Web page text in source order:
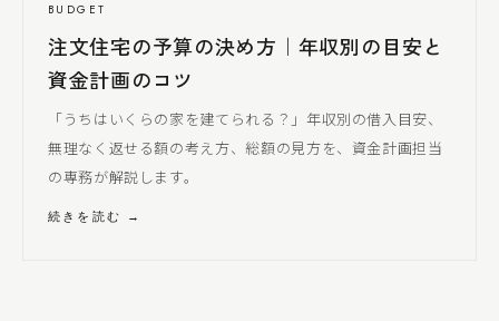
BUDGET
注文住宅の予算の決め方｜年収別の目安と
資金計画のコツ
「うちはいくらの家を建てられる？」年収別の借入目安、
無理なく返せる額の考え方、総額の見方を、資金計画担当
の専務が解説します。
続きを読む →